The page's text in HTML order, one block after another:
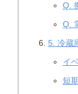
Q.
Q.
5. 冷蔵
イ
短